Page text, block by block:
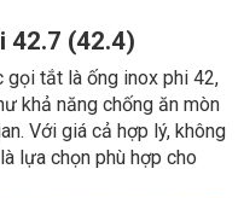
42.7 (42.4)
gọi tắt là ống inox phi 42,
khả năng chống ăn mòn
Với giá cả hợp lý, không
lựa chọn phù hợp cho